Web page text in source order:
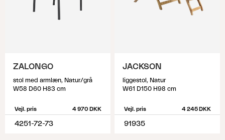
ZALONGO
stol med armlæn, Natur/grå
W58 D60 H83 cm
Vejl. pris 4 970 DKK
4251-72-73
JACKSON
liggestol, Natur
W61 D150 H98 cm
Vejl. pris 4 245 DKK
91935